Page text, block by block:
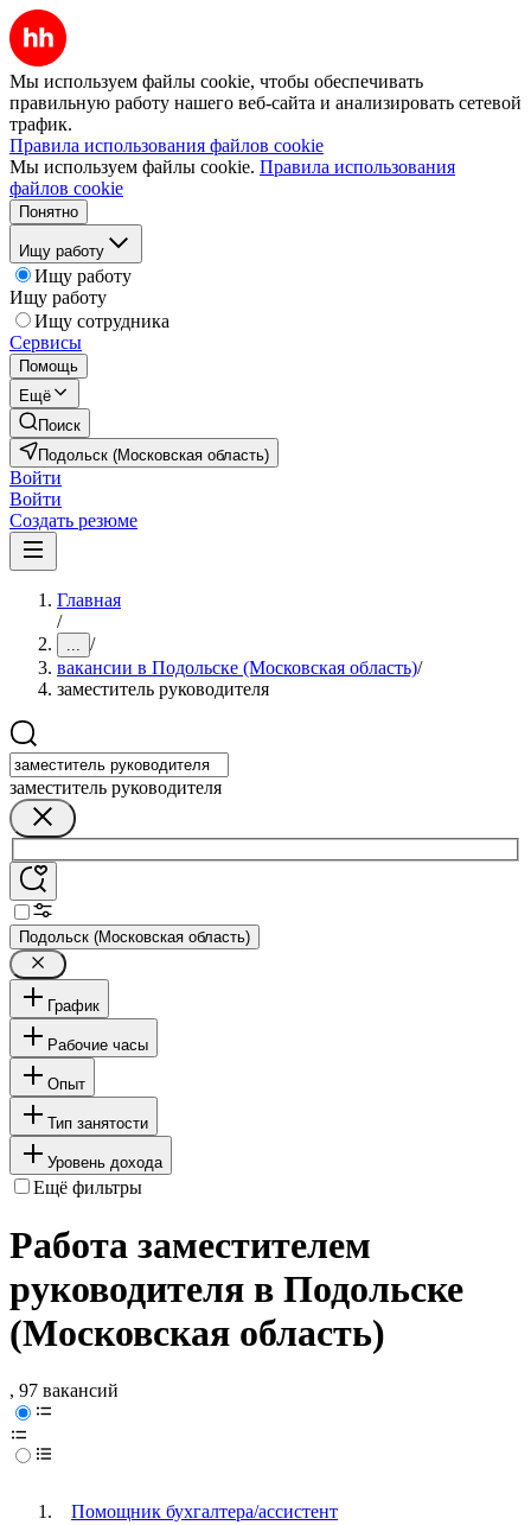
Мы используем файлы cookie, чтобы обеспечивать
правильную работу нашего веб-сайта и анализировать сетевой
трафик.
Правила использования файлов cookie
Мы используем файлы cookie. Правила использования
файлов cookie
Понятно
Ищу работу
Ищу работу
Ищу работу
Ищу сотрудника
Сервисы
Помощь
Ещё
Поиск
Подольск (Московская область)
Войти
Войти
Создать резюме
Главная
/
... /
вакансии в Подольске (Московская область)/
заместитель руководителя
заместитель руководителя
Подольск (Московская область)
График
Рабочие часы
Опыт
Тип занятости
Уровень дохода
Ещё фильтры
Работа заместителем
руководителя в Подольске
(Московская область)
, 97 вакансий
Помощник бухгалтера/ассистент